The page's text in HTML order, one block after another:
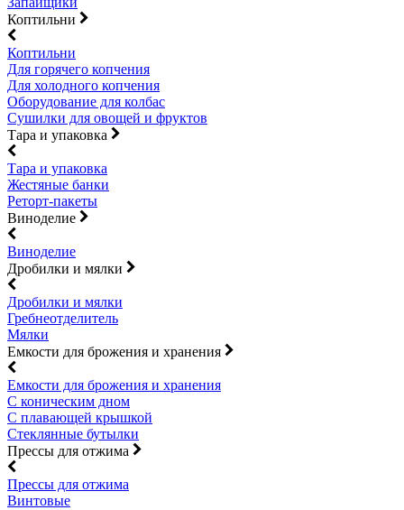
Коптильни
Коптильни
Для горячего копчения
Для холодного копчения
Оборудование для колбас
Сушилки для овощей и фруктов
Тара и упаковка
Тара и упаковка
Жестяные банки
Реторт-пакеты
Виноделие
Виноделие
Дробилки и мялки
Дробилки и мялки
Гребнеотделитель
Мялки
Емкости для брожения и хранения
Емкости для брожения и хранения
С коническим дном
С плавающей крышкой
Стеклянные бутылки
Прессы для отжима
Прессы для отжима
Винтовые